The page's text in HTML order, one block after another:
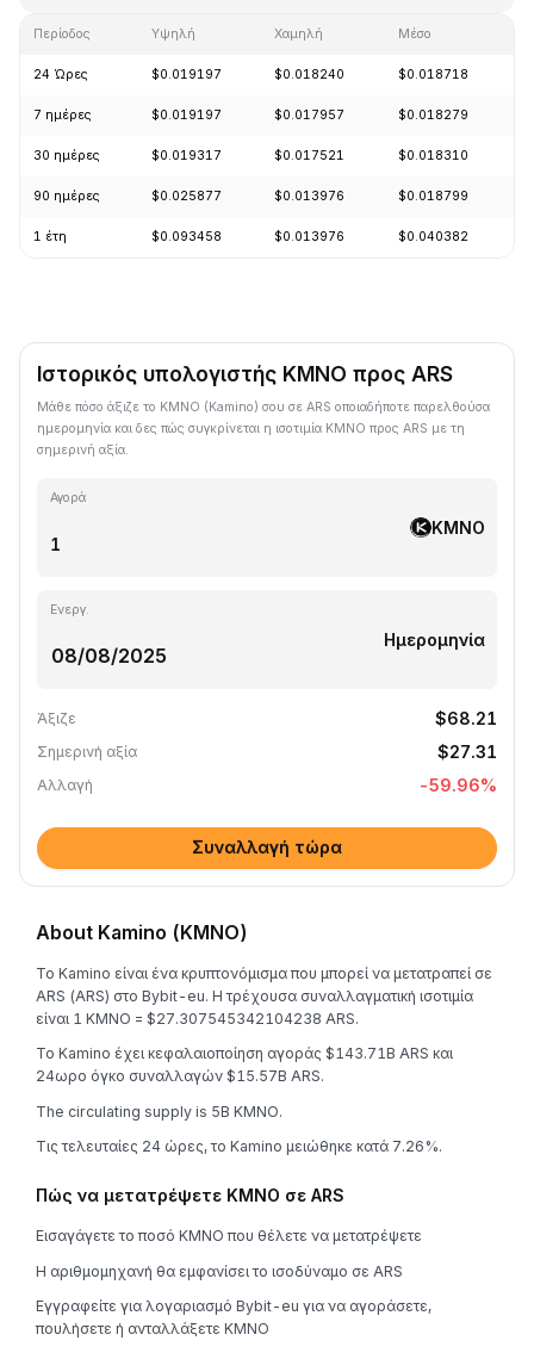
Περίοδος Υψηλή Χαμηλή Μέσο
24 Ώρες $0.019197 $0.018240 $0.018718
7 ημέρες $0.019197 $0.017957 $0.018279
30 ημέρες $0.019317 $0.017521 $0.018310
90 ημέρες $0.025877 $0.013976 $0.018799
1 έτη $0.093458 $0.013976 $0.040382
Ιστορικός υπολογιστής KMNO προς ARS
Μάθε πόσο άξιζε το KMNO (Kamino) σου σε ARS οποιαδήποτε παρελθούσα
ημερομηνία και δες πώς συγκρίνεται η ισοτιμία KMNO προς ARS με τη
σημερινή αξία.
Αγορά
KMNO
Ενεργ.
Ημερομηνία
Άξιζε $68.21
Σημερινή αξία $27.31
Αλλαγή -59.96%
Συναλλαγή τώρα
About Kamino (KMNO)
Το Kamino είναι ένα κρυπτονόμισμα που μπορεί να μετατραπεί σε
ARS (ARS) στο Bybit-eu. Η τρέχουσα συναλλαγματική ισοτιμία
είναι 1 KMNO = $27.307545342104238 ARS.
Το Kamino έχει κεφαλαιοποίηση αγοράς $143.71B ARS και
24ωρο όγκο συναλλαγών $15.57B ARS.
The circulating supply is 5B KMNO.
Τις τελευταίες 24 ώρες, το Kamino μειώθηκε κατά 7.26%.
Πώς να μετατρέψετε KMNO σε ARS
Εισαγάγετε το ποσό KMNO που θέλετε να μετατρέψετε
Η αριθμομηχανή θα εμφανίσει το ισοδύναμο σε ARS
Εγγραφείτε για λογαριασμό Bybit-eu για να αγοράσετε,
πουλήσετε ή ανταλλάξετε KMNO